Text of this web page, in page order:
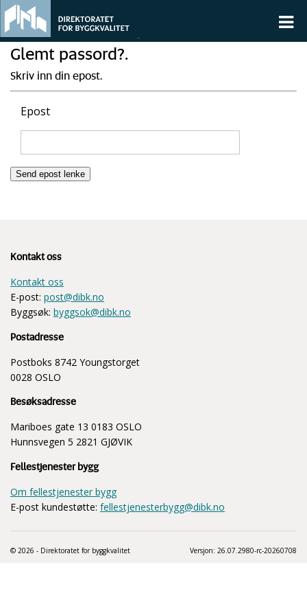
Glemt passord?.
Skriv inn din epost.
Epost
Kontakt oss
Kontakt oss
E-post: post@dibk.no
Byggsøk: byggsok@dibk.no
Postadresse
Postboks 8742 Youngstorget
0028 OSLO
Besøksadresse
Mariboes gate 13 0183 OSLO
Hunnsvegen 5 2821 GJØVIK
Fellestjenester bygg
Om fellestjenester bygg
E-post kundestøtte: fellestjenesterbygg@dibk.no
Versjon: 26.07.2980-rc-20260708
© 2026 - Direktoratet for byggkvalitet